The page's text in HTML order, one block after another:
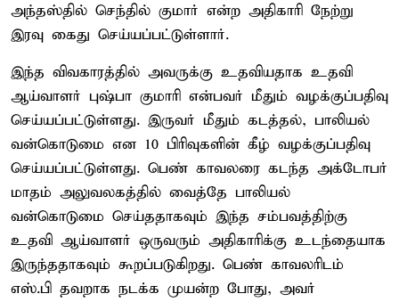
அந்தஸ்தில் செந்தில் குமார் என்ற அதிகாரி நேற்று
இரவு கைது செய்யப்பட்டுள்ளார்.
இந்த விவகாரத்தில் அவருக்கு உதவியதாக உதவி
ஆய்வாளர் புஷ்பா குமாரி என்பவர் மீதும் வழக்குப்பதிவு
செய்யப்பட்டுள்ளது. இருவர் மீதும் கடத்தல், பாலியல்
வன்கொடுமை என 10 பிரிவுகளின் கீழ் வழக்குப்பதிவு
செய்யப்பட்டுள்ளது. பெண் காவலரை கடந்த அக்டோபர்
மாதம் அலுவலகத்தில் வைத்தே பாலியல்
வன்கொடுமை செய்ததாகவும் இந்த சம்பவத்திற்கு
உதவி ஆய்வாளர் ஒருவரும் அதிகாரிக்கு உடந்தையாக
இருந்ததாகவும் கூறப்படுகிறது. பெண் காவலரிடம்
எஸ்.பி தவறாக நடக்க முயன்ற போது, அவர்